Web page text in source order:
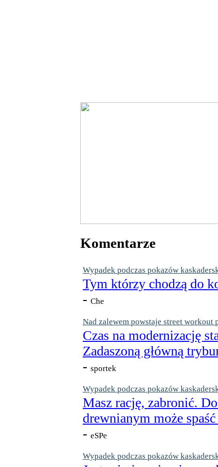
Komentarze
Wypadek podczas pokazów
Tym którzy chodzą do
- Che
Nad zalewem powstaje street workout
Czas na modernizację
Zadaszoną główną
- sportek
Wypadek podczas pokazów
Masz rację, zabronić.
drewnianym może
- eSPe
Wypadek podczas pokazów